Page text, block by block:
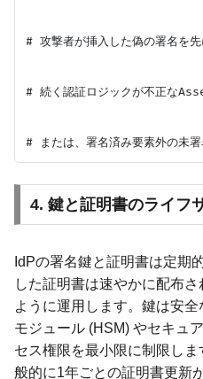
# 攻撃者が挿入した偽の署名を先
# 続く認証ロジックが不正な
4. 鍵と証明書のライフ
IdPの署名鍵と証明書は定期
した証明書は速やかに配布
ように運用します。鍵は安
モジュール (HSM) やセキュ
セス権限を最小限に制限し
般的に1年ごとの証明書更新